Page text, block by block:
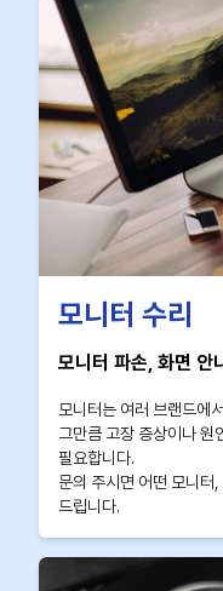
모니터 수리
모니터 파손, 화면 안
모니터는 여러 브랜드에
그만큼 고장 증상이나 원
필요합니다.
문의 주시면 어떤 모니터
드립니다.